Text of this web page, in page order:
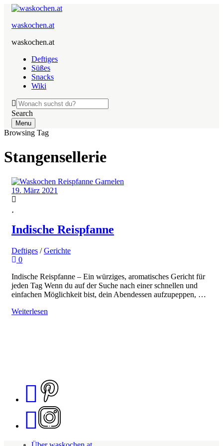
waskochen.at
waskochen.at
Deftiges
Süßes
Snacks
Wiki
Search
Menu
Browsing Tag
Stangensellerie
19. März 2021
Indische Reispfanne
Deftiges /Gerichte
0
Indische Reispfanne – Ein würziges, aromatisches Gericht für
jeden Tag Wenn du auf der Suche nach einer schnellen und
einfachen Möglichkeit bist, dein Abendessen aufzupeppen, …
Weiterlesen